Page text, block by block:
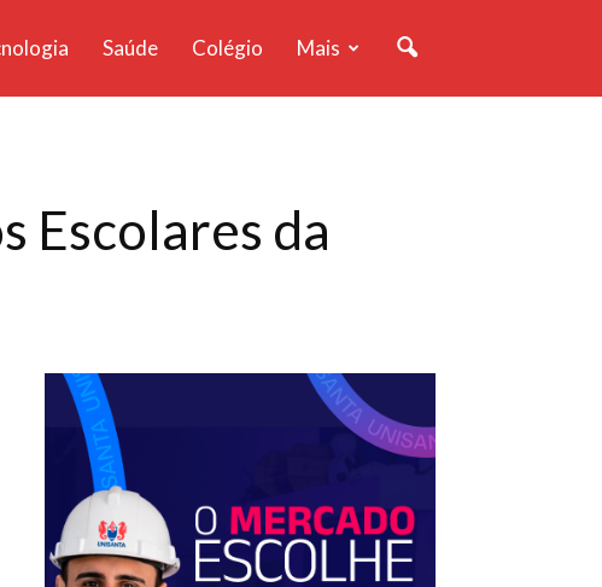
Saúde Colégio Mais
Escolares da